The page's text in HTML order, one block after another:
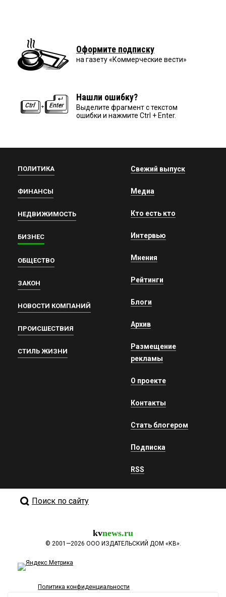
Оформите подписку
на газету «Коммерческие вести»
Нашли ошибку?
Выделите фрагмент с текстом
ошибки и нажмите Ctrl + Enter.
ПОЛИТИКА
ФИНАНСЫ
НЕДВИЖИМОСТЬ
БИЗНЕС
ОБЩЕСТВО
ЗАКОН
НОВОСТИ КОМПАНИЙ
ПРОИСШЕСТВИЯ
СТИЛЬ ЖИЗНИ
Свежий выпуск
Медиа
Кто есть кто
Интервью
Мнения
Рейтинги
Блоги
Архив
Размещение
рекламы
О проекте
Контакты
Стать блогером
Подписка
RSS
Поиск по сайту
kvnews.ru
© 2001—2026 ООО ИЗДАТЕЛЬСКИЙ ДОМ «КВ».
Политика конфиденциальности